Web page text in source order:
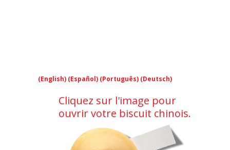
(English) (Español) (Português) (Deutsch)
Cliquez sur l'image pour
ouvrir votre biscuit chinois.